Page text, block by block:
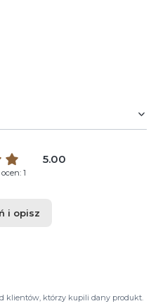
5.00
1
i opisz
klientów, którzy kupili dany produkt.